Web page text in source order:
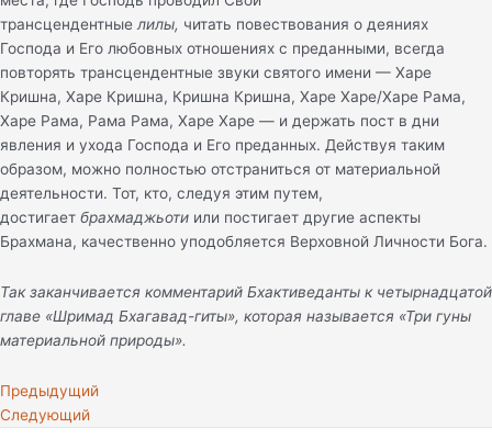
трансцендентныелилы, читать повествования о деяниях
Господа и Его любовных отношениях с преданными, всегда
повторять трансцендентные звуки святого имени — Харе
Кришна, Харе Кришна, Кришна Кришна, Харе Харе/Харе Рама,
Харе Рама, Рама Рама, Харе Харе — и держать пост в дни
явления и ухода Господа и Его преданных. Действуя таким
образом, можно полностью отстраниться от материальной
деятельности. Тот, кто, следуя этим путем,
достигает брахмаджьоти или постигает другие аспекты
Брахмана, качественно уподобляется Верховной Личности Бога.
Так заканчивается комментарий Бхактиведанты к четырнадцатой
главе «Шримад Бхагавад-гиты», которая называется «Три гуны
материальной природы».
Предыдущий
Следующий